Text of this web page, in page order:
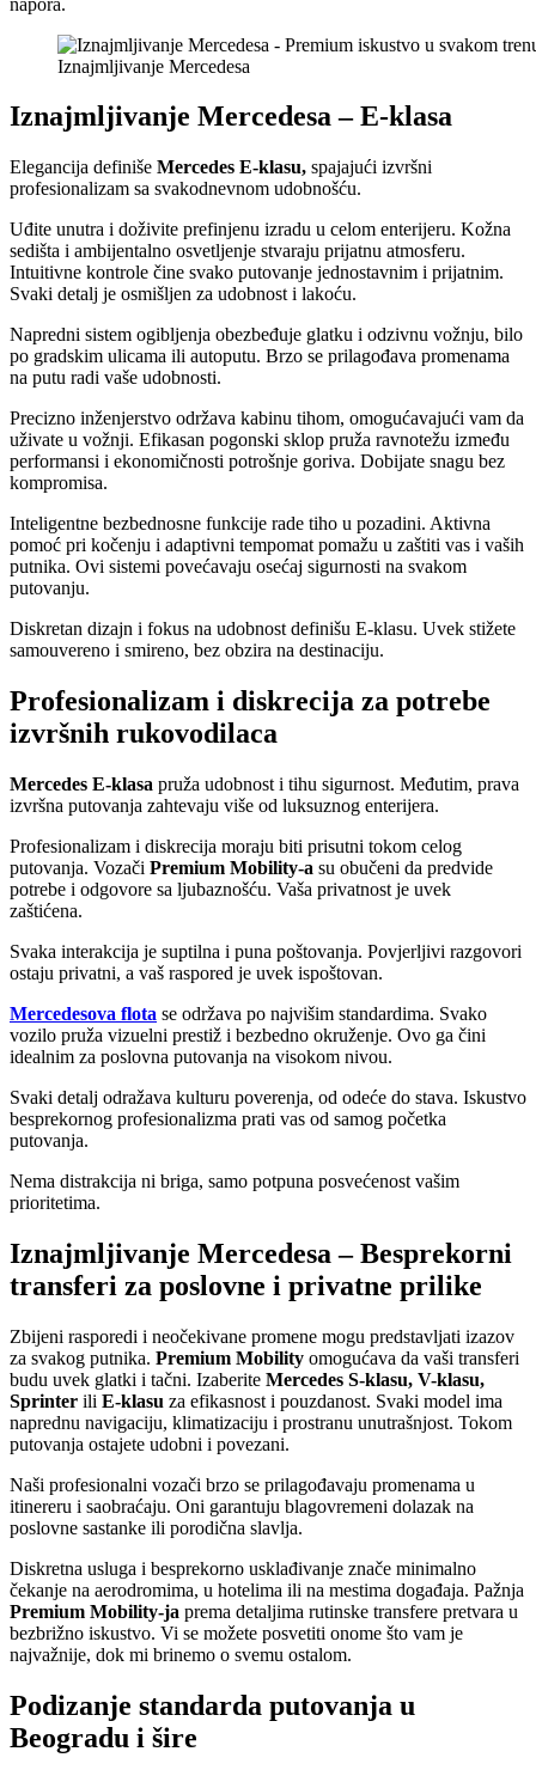
Iznajmljivanje Mercedesa
Iznajmljivanje Mercedesa – E-klasa
Elegancija definiše Mercedes E-klasu, spajajući izvršni
profesionalizam sa svakodnevnom udobnošću.
Uđite unutra i doživite prefinjenu izradu u celom enterijeru. Kožna
sedišta i ambijentalno osvetljenje stvaraju prijatnu atmosferu.
Intuitivne kontrole čine svako putovanje jednostavnim i prijatnim.
Svaki detalj je osmišljen za udobnost i lakoću.
Napredni sistem ogibljenja obezbeđuje glatku i odzivnu vožnju, bilo
po gradskim ulicama ili autoputu. Brzo se prilagođava promenama
na putu radi vaše udobnosti.
Precizno inženjerstvo održava kabinu tihom, omogućavajući vam da
uživate u vožnji. Efikasan pogonski sklop pruža ravnotežu između
performansi i ekonomičnosti potrošnje goriva. Dobijate snagu bez
kompromisa.
Inteligentne bezbednosne funkcije rade tiho u pozadini. Aktivna
pomoć pri kočenju i adaptivni tempomat pomažu u zaštiti vas i vaših
putnika. Ovi sistemi povećavaju osećaj sigurnosti na svakom
putovanju.
Diskretan dizajn i fokus na udobnost definišu E-klasu. Uvek stižete
samouvereno i smireno, bez obzira na destinaciju.
Profesionalizam i diskrecija za potrebe
izvršnih rukovodilaca
Mercedes E-klasa pruža udobnost i tihu sigurnost. Međutim, prava
izvršna putovanja zahtevaju više od luksuznog enterijera.
Profesionalizam i diskrecija moraju biti prisutni tokom celog
putovanja. Vozači Premium Mobility-a su obučeni da predvide
potrebe i odgovore sa ljubaznošću. Vaša privatnost je uvek
zaštićena.
Svaka interakcija je suptilna i puna poštovanja. Povjerljivi razgovori
ostaju privatni, a vaš raspored je uvek ispoštovan.
Mercedesova flota se održava po najvišim standardima. Svako
vozilo pruža vizuelni prestiž i bezbedno okruženje. Ovo ga čini
idealnim za poslovna putovanja na visokom nivou.
Svaki detalj odražava kulturu poverenja, od odeće do stava. Iskustvo
besprekornog profesionalizma prati vas od samog početka
putovanja.
Nema distrakcija ni briga, samo potpuna posvećenost vašim
prioritetima.
Iznajmljivanje Mercedesa – Besprekorni
transferi za poslovne i privatne prilike
Zbijeni rasporedi i neočekivane promene mogu predstavljati izazov
za svakog putnika. Premium Mobility omogućava da vaši transferi
budu uvek glatki i tačni. Izaberite Mercedes S-klasu, V-klasu,
Sprinter ili E-klasu za efikasnost i pouzdanost. Svaki model ima
naprednu navigaciju, klimatizaciju i prostranu unutrašnjost. Tokom
putovanja ostajete udobni i povezani.
Naši profesionalni vozači brzo se prilagođavaju promenama u
itinereru i saobraćaju. Oni garantuju blagovremeni dolazak na
poslovne sastanke ili porodična slavlja.
Diskretna usluga i besprekorno usklađivanje znače minimalno
čekanje na aerodromima, u hotelima ili na mestima događaja. Pažnja
Premium Mobility-ja prema detaljima rutinske transfere pretvara u
bezbrižno iskustvo. Vi se možete posvetiti onome što vam je
najvažnije, dok mi brinemo o svemu ostalom.
Podizanje standarda putovanja u
Beogradu i šire